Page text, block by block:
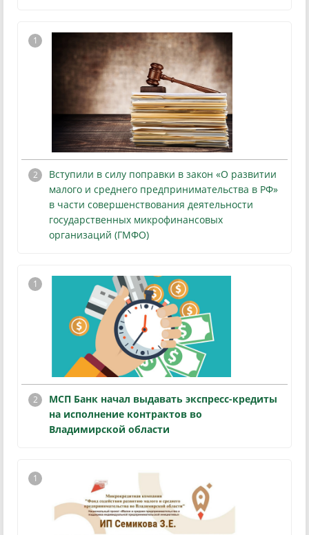
Вступили в силу поправки в закон «О развитии
малого и среднего предпринимательства в РФ»
в части совершенствования деятельности
государственных микрофинансовых
организаций (ГМФО)
МСП Банк начал выдавать экспресс-кредиты
на исполнение контрактов во
Владимирской области